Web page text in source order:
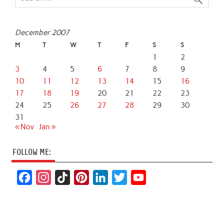
December 2007
M T W T F S S
1
2
3
4 5 6 7 8
9
10
11 12 13 14 15
16
17
18 19 20 21 22
23
24
25 26 27 28 29
30
31
« Nov Jan »
FOLLOW ME: